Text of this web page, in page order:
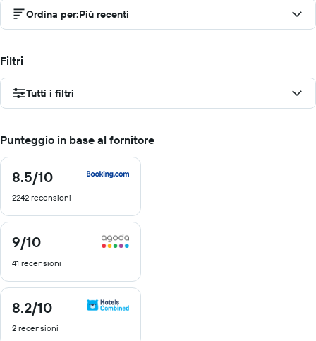
Ordina per:Più recenti
Filtri
Tutti i filtri
Punteggio in base al fornitore
8.5/10
8.5
10
2242 recensioni
9/10
9
10
41 recensioni
8.2/10
8.2
10
2 recensioni